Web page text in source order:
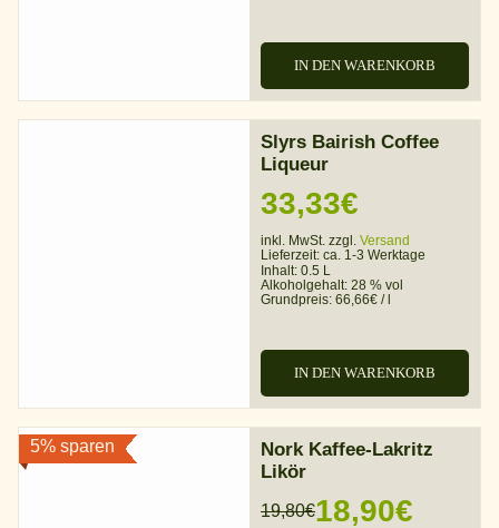
IN DEN WARENKORB
Slyrs Bairish Coffee
Liqueur
33,33€
inkl. MwSt. zzgl. Versand
Lieferzeit: ca. 1-3 Werktage
Inhalt: 0.5 L
Alkoholgehalt: 28 % vol
Grundpreis: 66,66€ /l
IN DEN WARENKORB
5% sparen
Nork Kaffee-Lakritz
Likör
19,80€18,90€